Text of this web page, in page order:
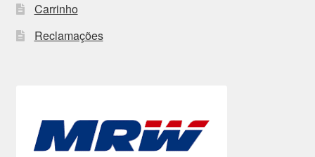
Carrinho
Reclamações